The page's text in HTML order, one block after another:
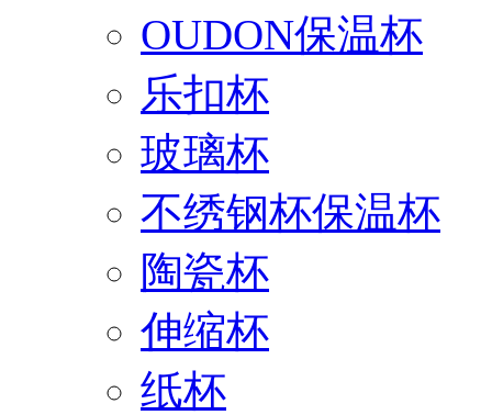
OUDON保温杯
乐扣杯
玻璃杯
不绣钢杯保温杯
陶瓷杯
伸缩杯
纸杯